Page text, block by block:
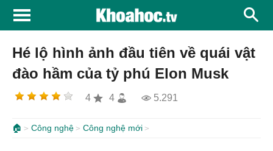
Hé lộ hình ảnh đầu tiên về quái vật
đào hầm của tỷ phú Elon Musk
4 4 5.291
🏠 Công nghệ Công nghệ mới